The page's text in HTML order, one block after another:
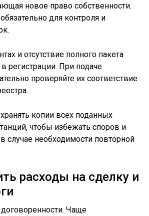
новое право собственности.
для контроля и
и отсутствие полного пакета
регистрации. При подаче
проверяйте их соответствие
копии всех поданных
чтобы избежать споров и
случае необходимости повторной
расходы на сделку и
Чаще